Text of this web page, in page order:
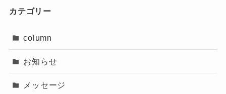
カテゴリー
column
お知らせ
メッセージ